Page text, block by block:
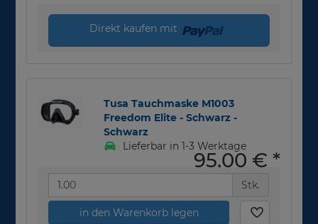
Direkt kaufen mit
Tusa Tauchmaske M1003
Freedom Elite - Schwarz -
Schwarz
Lieferbar in 1-3 Werktage
95,00 € *
Stk.
in den Warenkorb legen